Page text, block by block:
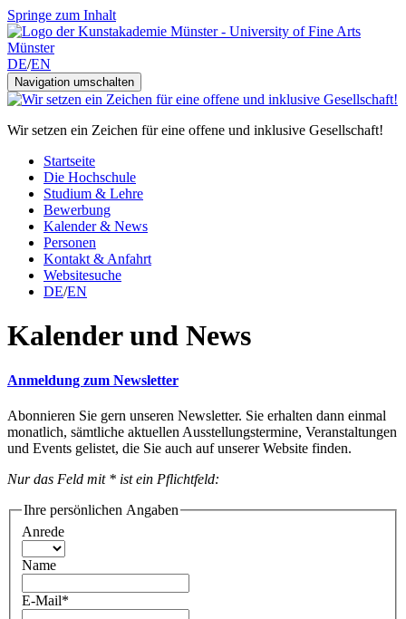
Springe zum Inhalt
DE/EN
Navigation umschalten
Wir setzen ein Zeichen für eine offene und inklusive Gesellschaft!
Startseite
Die Hochschule
Studium & Lehre
Bewerbung
Kalender & News
Personen
Kontakt & Anfahrt
Websitesuche
DE/EN
Kalender und News
Anmeldung zum Newsletter
Abonnieren Sie gern unseren Newsletter. Sie erhalten dann einmal
monatlich, sämtliche aktuellen Ausstellungstermine, Veranstaltungen
und Events gelistet, die Sie auch auf unserer Website finden.
Nur das Feld mit * ist ein Pflichtfeld:
Ihre persönlichen Angaben
Anrede
Name
E-Mail*